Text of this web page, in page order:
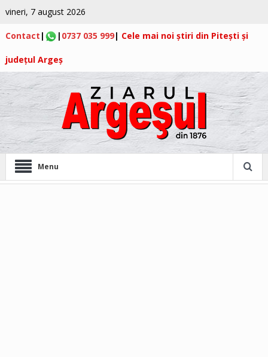
vineri, 7 august 2026
Contact | | 0737 035 999| Cele mai noi știri din Pitești și
județul Argeș
Menu